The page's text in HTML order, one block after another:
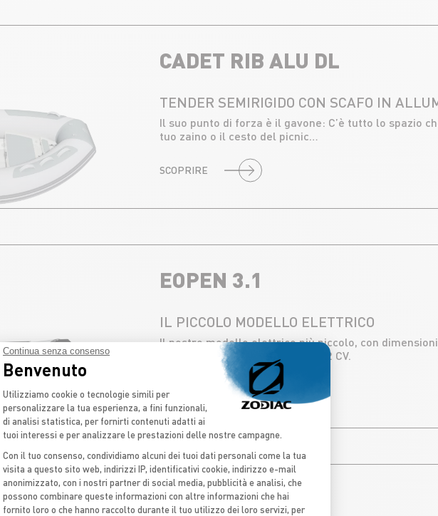
CADET RIB ALU DL
TENDER SEMIRIGIDO CON SCAFO IN
Il suo punto di forza è il gavone: C’è tutto lo spazio
tuo zaino o il cesto del picnic…
SCOPRIRE
EOPEN 3.1
IL PICCOLO MODELLO ELETTRICO
Il nostro modello elettrico più piccolo, con
motore Cruise 6 equivalente a 12 CV.
OPEN 3.1
Continua senza consenso
Benvenuto
Piattaforma di Gestione del Consenso: Personalizza le
Utilizziamo cookie o tecnologie simili per
personalizzare la tua esperienza, a fini funzionali,
di analisi statistica, per fornirti contenuti adatti ai
tuoi interessi e per analizzare le prestazioni delle nostre campagne.
Con il tuo consenso, condividiamo alcuni dei tuoi dati personali come la tua
visita a questo sito web, indirizzi IP, identificativi cookie, indirizzo e-mail
anonimizzato, con i nostri partner di social media, pubblicità e analisi, che
possono combinare queste informazioni con altre informazioni che hai
fornito loro o che hanno raccolto durante il tuo utilizzo dei loro servizi, per
Axeptio consent